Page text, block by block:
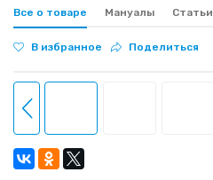
Все о товаре Мануалы Статьи
В избранное Поделиться